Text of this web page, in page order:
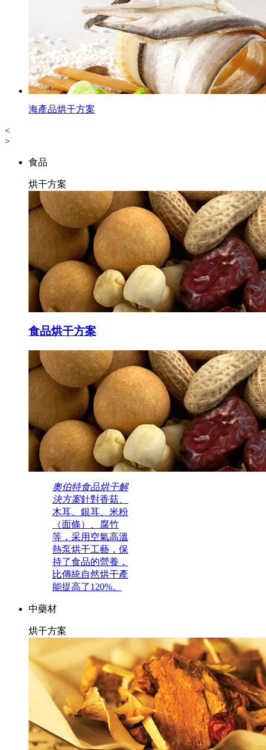
海產品烘干方案
<
>
食品
烘干方案
食品烘干方案
奧伯特食品烘干解
決方案針對香菇、
木耳、銀耳、米粉
（面條）、腐竹
等，采用空氣高溫
熱泵烘干工藝，保
持了食品的營養，
比傳統自然烘干產
能提高了120%。
中藥材
烘干方案